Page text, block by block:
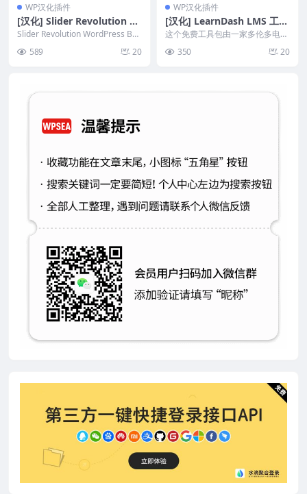
WP汉化插件
[汉化] Slider Revolution 响
应式WordPress页面编辑滑
Slider Revolution WordPress Buil
589 20
WP汉化插件
[汉化] LearnDash LMS 工具
包 Toolkit Addon v3.7.10
这个免费工具包由一家多伦多电子
十个 LearnDa...
350 20